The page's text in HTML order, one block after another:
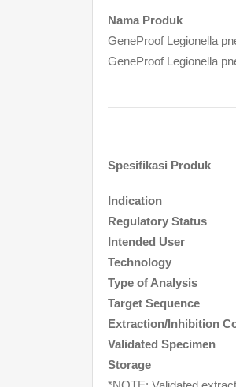
Nama Produk
GeneProof Legionella
GeneProof Legionella
Spesifikasi Produk
Indication
Regulatory Status
Intended User
Technology
Type of Analysis
Target Sequence
Extraction/Inhibition
Validated Specimen
Storage